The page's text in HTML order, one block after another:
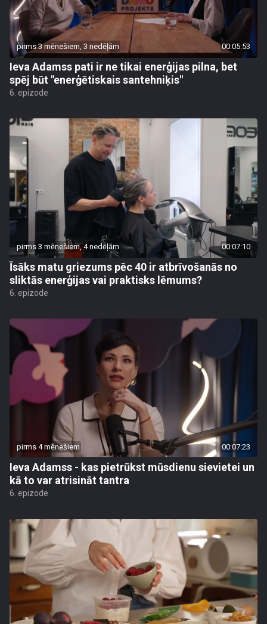
pirms 3 mēnešiem, 3 nedēļām 00:05:53
Ieva Adamss pati ir ne tikai enerģijas pilna, bet
spēj būt "enerģētiskais santehniķis"
6. epizode
pirms 3 mēnešiem, 4 nedēļām 00:07:10
Īsāks matu griezums pēc 40 ir atbrīvošanās no
sliktās enerģijas vai praktisks lēmums?
6. epizode
pirms 4 mēnešiem 00:07:23
Ieva Adamss - kas pietrūkst mūsdienu sievietei un
kā to var atrisināt tantra
6. epizode